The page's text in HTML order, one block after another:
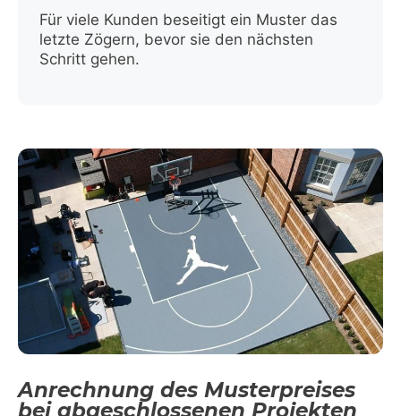
Für viele Kunden beseitigt ein Muster das
letzte Zögern, bevor sie den nächsten
Schritt gehen.
Anrechnung des Musterpreises
bei abgeschlossenen Projekten